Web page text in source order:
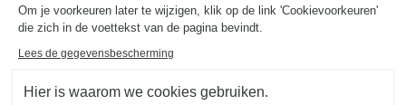
Om je voorkeuren later te wijzigen, klik op de link 'Cookievoorkeuren'
die zich in de voettekst van de pagina bevindt.
Lees de gegevensbescherming
Hier is waarom we cookies gebruiken.